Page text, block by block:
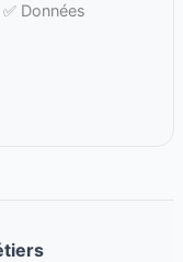
Données